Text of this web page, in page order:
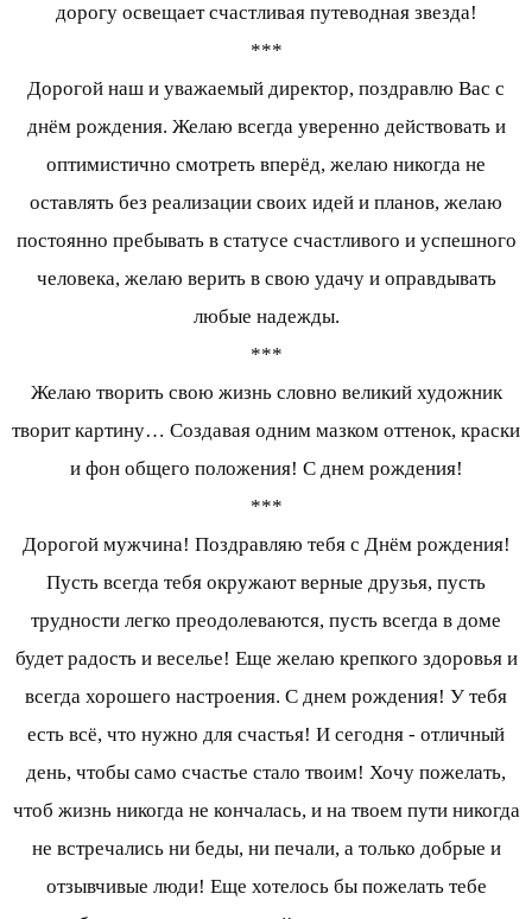
дорогу освещает счастливая путеводная звезда!
***
Дорогой наш и уважаемый директор, поздравлю Вас с
днём рождения. Желаю всегда уверенно действовать и
оптимистично смотреть вперёд, желаю никогда не
оставлять без реализации своих идей и планов, желаю
постоянно пребывать в статусе счастливого и успешного
человека, желаю верить в свою удачу и оправдывать
любые надежды.
***
Желаю творить свою жизнь словно великий художник
творит картину… Создавая одним мазком оттенок, краски
и фон общего положения! С днем рождения!
***
Дорогой мужчина! Поздравляю тебя с Днём рождения!
Пусть всегда тебя окружают верные друзья, пусть
трудности легко преодолеваются, пусть всегда в доме
будет радость и веселье! Еще желаю крепкого здоровья и
всегда хорошего настроения. С днем рождения! У тебя
есть всё, что нужно для счастья! И сегодня - отличный
день, чтобы само счастье стало твоим! Хочу пожелать,
чтоб жизнь никогда не кончалась, и на твоем пути никогда
не встречались ни беды, ни печали, а только добрые и
отзывчивые люди! Еще хотелось бы пожелать тебе